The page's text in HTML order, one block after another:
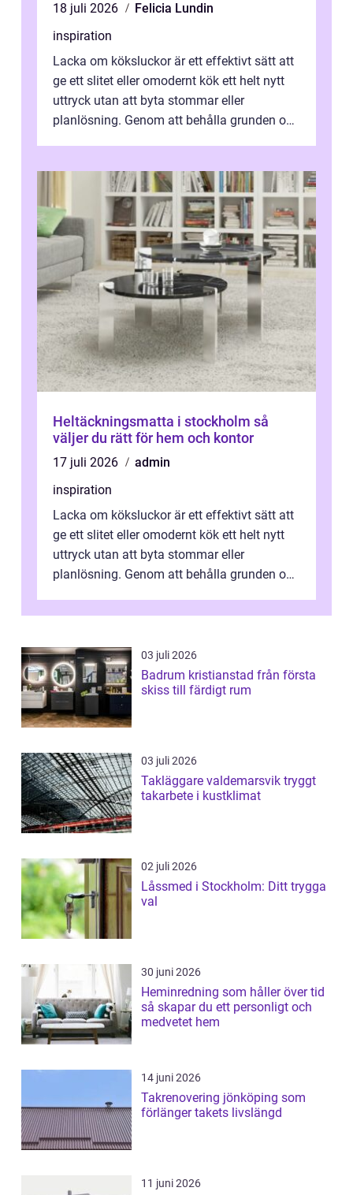
18 juli 2026
Felicia Lundin
inspiration
Lacka om köksluckor är ett effektivt sätt att
ge ett slitet eller omodernt kök ett helt nytt
uttryck utan att byta stommar eller
planlösning. Genom att behålla grunden och
Heltäckningsmatta i stockholm så
väljer du rätt för hem och kontor
17 juli 2026
admin
inspiration
Lacka om köksluckor är ett effektivt sätt att
ge ett slitet eller omodernt kök ett helt nytt
uttryck utan att byta stommar eller
planlösning. Genom att behålla grunden och
03 juli 2026
Badrum kristianstad från första
skiss till färdigt rum
03 juli 2026
Takläggare valdemarsvik tryggt
takarbete i kustklimat
02 juli 2026
Låssmed i Stockholm: Ditt trygga
val
30 juni 2026
Heminredning som håller över tid
så skapar du ett personligt och
medvetet hem
14 juni 2026
Takrenovering jönköping som
förlänger takets livslängd
11 juni 2026